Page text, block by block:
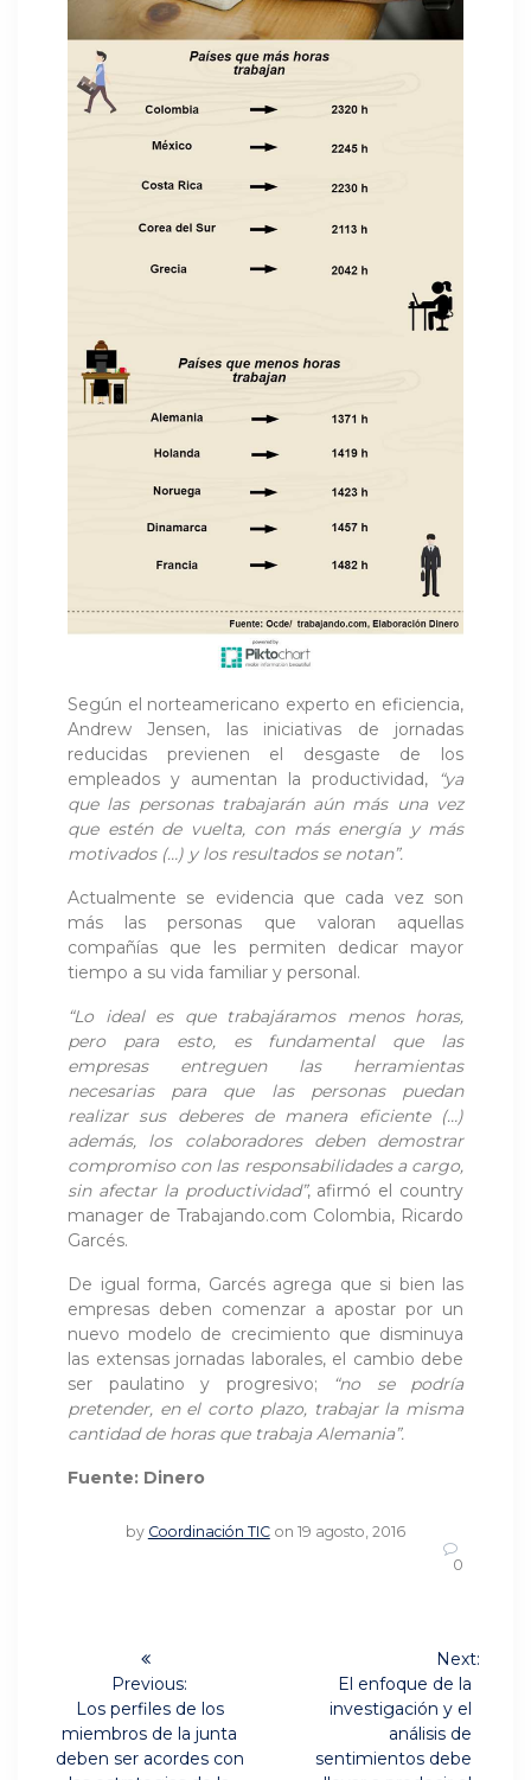
Según el norteamericano experto en eficiencia,
Andrew Jensen, las iniciativas de jornadas
reducidas previenen el desgaste de los
empleados y aumentan la productividad,
“ya
que las personas trabajarán aún más una vez
que estén de vuelta, con más energía y más
motivados (…) y los resultados se notan”.
Actualmente se evidencia que cada vez son
más las personas que valoran aquellas
compañías que les permiten dedicar mayor
tiempo a su vida familiar y personal.
“Lo ideal es que trabajáramos menos horas,
pero para esto, es fundamental que las
empresas entreguen las herramientas
necesarias para que las personas puedan
realizar sus deberes de manera eficiente (…)
además, los colaboradores deben demostrar
compromiso con las responsabilidades a cargo,
sin afectar la productividad”, afirmó el country
manager de Trabajando.com Colombia, Ricardo
Garcés.
De igual forma, Garcés agrega que si bien las
empresas deben comenzar a apostar por un
nuevo modelo de crecimiento que disminuya
las extensas jornadas laborales, el cambio debe
ser paulatino y progresivo;
“no se podría
pretender, en el corto plazo, trabajar la misma
cantidad de horas que trabaja Alemania”.
Fuente: Dinero
by Coordinación TIC on 19 agosto, 2016
0
Navegación
entradas
Previous:
Previous
post:
Los perfiles de los
miembros de la junta
deben ser acordes con
Next:
El enfoque de la
investigación y el
análisis de
sentimientos debe